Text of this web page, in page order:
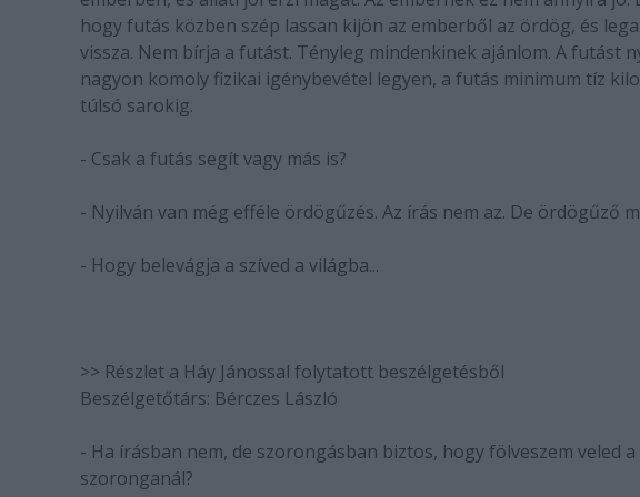
hogy futás közben szép lassan kijön az emberből az ördög, és
vissza. Nem bírja a futást. Tényleg mindenkinek ajánlom. A futást
nagyon komoly fizikai igénybevétel legyen, a futás minimum tíz
túlsó sarokig.
- Csak a futás segít vagy más is?
- Nyilván van még efféle ördögűzés. Az írás nem az. De ördögűző
- Hogy belevágja a szíved a világba...
>> Részlet a Háy Jánossal folytatott beszélgetésből
Beszélgetőtárs: Bérczes László
- Ha írásban nem, de szorongásban biztos, hogy fölveszem veled
szoronganál?